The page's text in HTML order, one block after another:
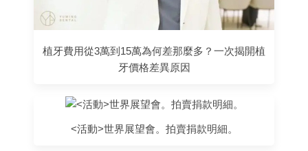
植牙費用從3萬到15萬為何差那麼多？一次揭開植
牙價格差異原因
<活動>世界展望會。拍賣捐款明細。